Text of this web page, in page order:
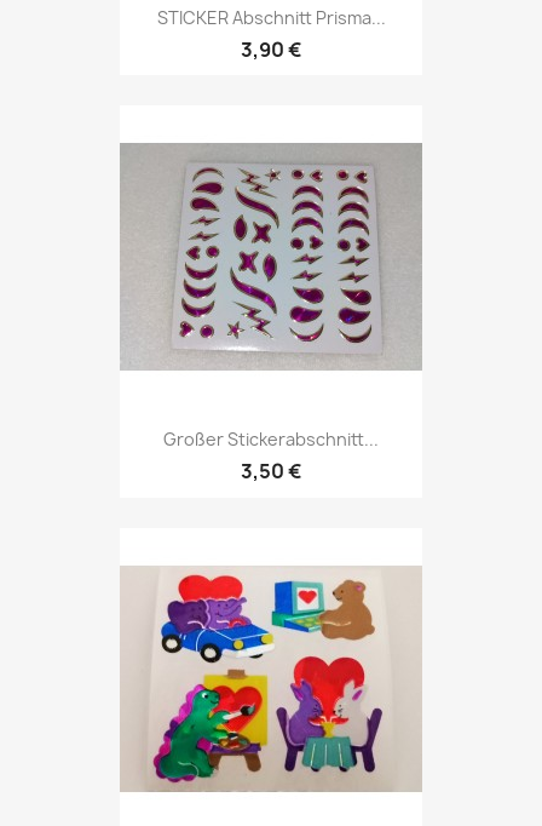
STICKER Abschnitt Prisma...
3,90 €
Großer Stickerabschnitt...
3,50 €